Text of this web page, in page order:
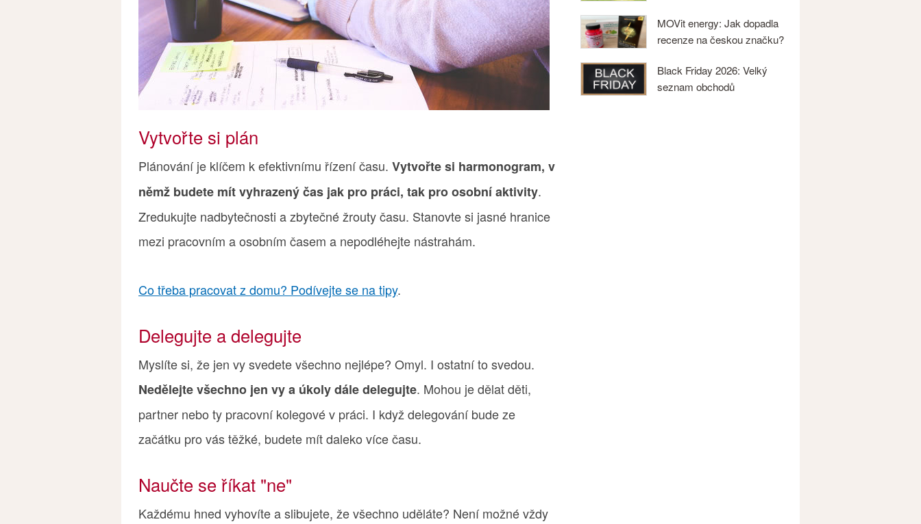
Vytvořte si plán
Plánování je klíčem k efektivnímu řízení času. Vytvořte si harmonogram, v
němž budete mít vyhrazený čas jak pro práci, tak pro osobní aktivity.
Zredukujte nadbytečnosti a zbytečné žrouty času. Stanovte si jasné hranice
mezi pracovním a osobním časem a nepodléhejte nástrahám.
Co třeba pracovat z domu? Podívejte se na tipy.
Delegujte a delegujte
Myslíte si, že jen vy svedete všechno nejlépe? Omyl. I ostatní to svedou.
Nedělejte všechno jen vy a úkoly dále delegujte. Mohou je dělat děti,
partner nebo ty pracovní kolegové v práci. I když delegování bude ze
začátku pro vás těžké, budete mít daleko více času.
Naučte se říkat "ne"
Každému hned vyhovíte a slibujete, že všechno uděláte? Není možné vždy
MOVit energy: Jak dopadla
recenze na českou značku?
Black Friday 2026: Velký
seznam obchodů